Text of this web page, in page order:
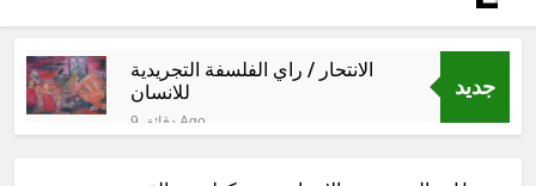
جديد
الانتحار / راي الفلسفة التجريدية
للانسان
9 دقائق Ago